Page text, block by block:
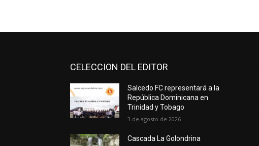
CELECCION DEL EDITOR
Salcedo FC representará a la
República Dominicana en
Trinidad y Tobago
3 de agosto de 2026
Cascada La Golondrina